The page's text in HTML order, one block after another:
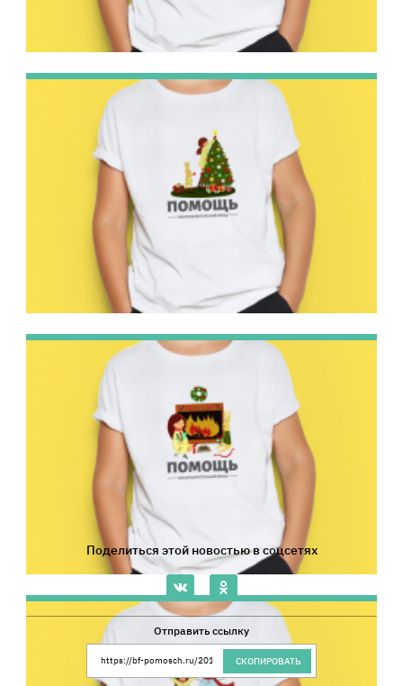
Поделиться этой новостью в соцсетях
Отправить ссылку
Ссылка на сайт Благотворительного Фонда
СКОПИРОВАТЬ